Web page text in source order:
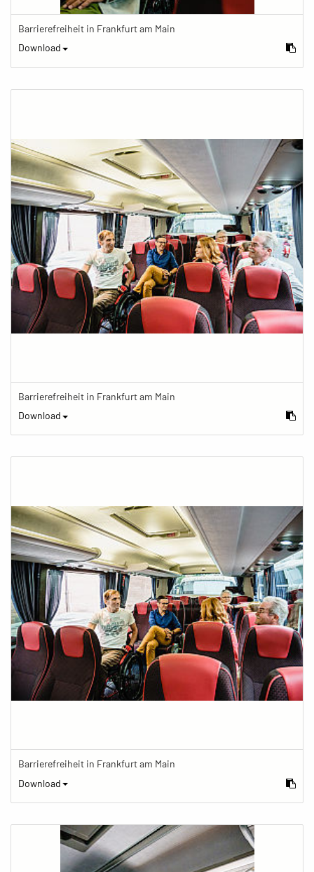
Barrierefreiheit in Frankfurt am Main
Download
Barrierefreiheit in Frankfurt am Main
Download
Barrierefreiheit in Frankfurt am Main
Download